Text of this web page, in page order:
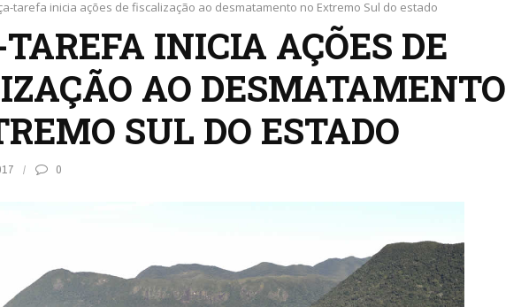
tarefa inicia ações de fiscalização ao desmatamento no Extremo Sul do estado
INICIA AÇÕES DE
AO DESMATAMENTO
SUL DO ESTADO
0